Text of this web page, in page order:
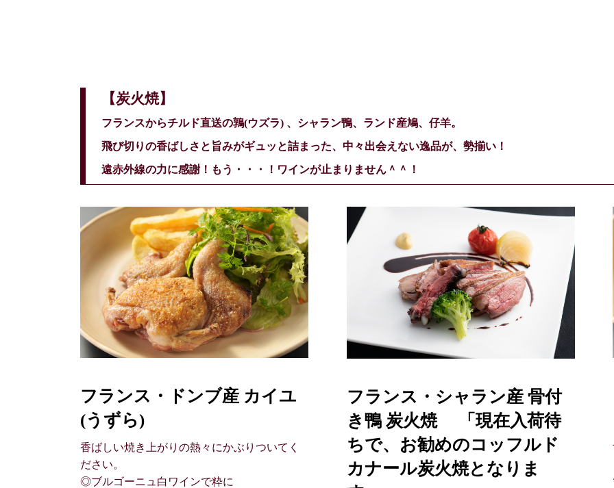
【炭火焼】
フランスからチルド直送の鶉(ウズラ) 、シャラン鴨、ランド産鳩、仔羊。
飛び切りの香ばしさと旨みがギュッと詰まった、中々出会えない逸品が、勢揃い！
遠赤外線の力に感謝！もう・・・！ワインが止まりません＾＾！
フランス・ドンブ産 カイユ
(うずら)
香ばしい焼き上がりの熱々にかぶりついてく
ださい。
◎ブルゴーニュ白ワインで粋に
フランス・シャラン産 骨付
き鴨 炭火焼 「現在入荷待
ちで、お勧めのコッフルド
カナール炭火焼となりま